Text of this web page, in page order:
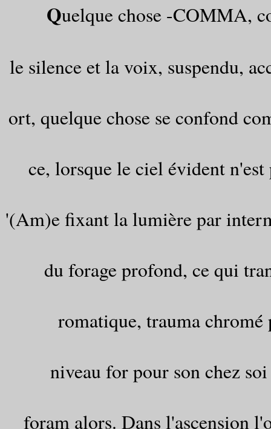
Quelque chose -COMMA,
le silence et la voix, suspendu,
ort, quelque chose se confond
ce, lorsque le ciel évident
'(Am)e fixant la lumière par
du forage profond, ce qui
romatique, trauma chromé
niveau for pour son chez
foram alors. Dans l'ascension